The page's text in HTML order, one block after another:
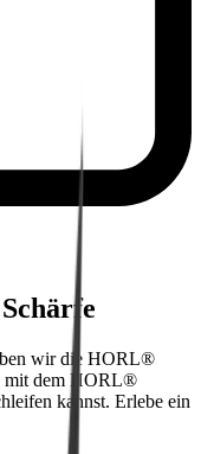
wir die HORL®
mit dem HORL®
kannst. Erlebe ein